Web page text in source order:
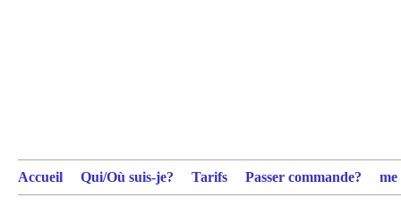
Accueil Qui/Où suis-je? Tarifs Passer commande?